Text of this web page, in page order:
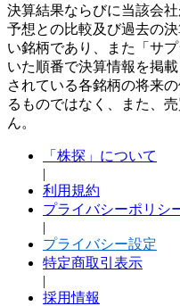
決算結果ならびに当該会
予想との比較及び過去の
い銘柄であり、また「サ
いた順番で決算情報を掲
されている各銘柄の将来
るものではなく、また、
ん。
「株探」について
|
利用規約
プライバシーポリシ
|
プライバシー設定
特定商取引表示
|
採用情報